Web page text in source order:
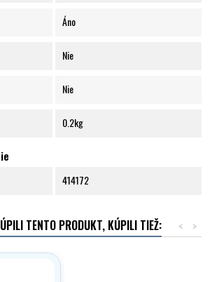
Áno
Nie
Nie
0.2kg
414172
TENTO PRODUKT, KÚPILI TIEŽ: >
<